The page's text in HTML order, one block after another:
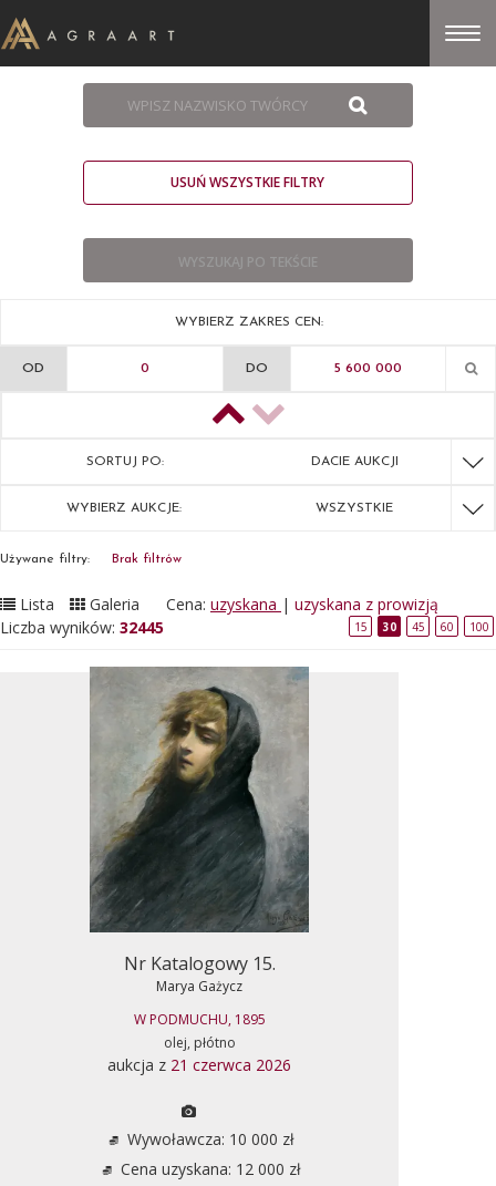
USUŃ WSZYSTKIE FILTRY
WYBIERZ ZAKRES CEN:
OD DO
SORTUJ PO: DACIE AUKCJI
WYBIERZ AUKCJE: WSZYSTKIE
Używane filtry: Brak filtrów
Lista Galeria Cena: uzyskana | uzyskana z prowizją
Liczba wyników: 32445 15 30 45 60 100
Nr Katalogowy 15.
Marya Gażycz
W PODMUCHU, 1895
olej, płótno
aukcja z 21 czerwca 2026
Wywoławcza: 10 000 zł
Cena uzyskana: 12 000 zł